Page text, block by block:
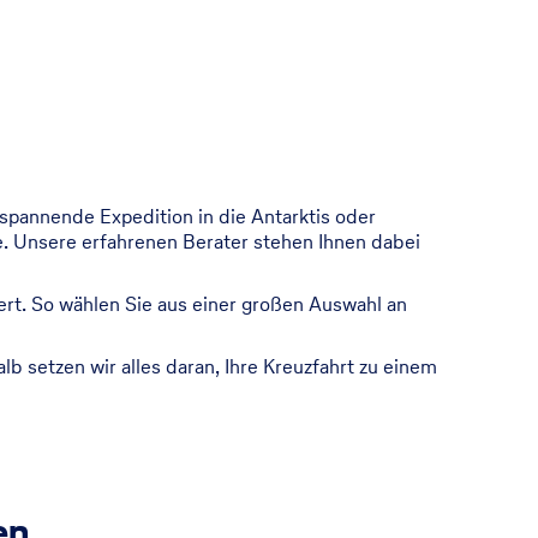
Expedition in die Antarktis oder
erfahrenen Berater stehen Ihnen dabei
So wählen Sie aus einer großen Auswahl an
setzen wir alles daran, Ihre Kreuzfahrt zu einem